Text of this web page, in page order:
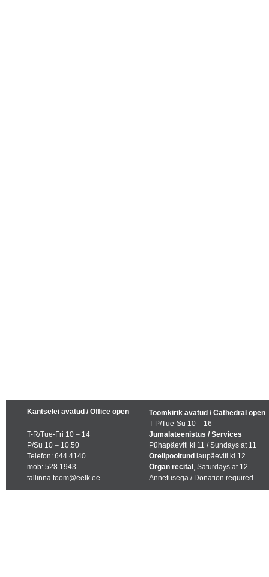
Kantselei avatud / Office open
T-R/Tue-Fri 10 – 14
P/Su 10 – 10.50
Telefon: 644 4140
mob: 528 1943
tallinna.toom@eelk.ee
Toomkirik avatud / Cathedral open
T-P/Tue-Su 10 – 16
Jumalateenistus / Services
Pühapäeviti kl 11 / Sundays at 11
Orelipooltund laupäeviti kl 12
Organ recital , Saturdays at 12
Annetusega / Donation required